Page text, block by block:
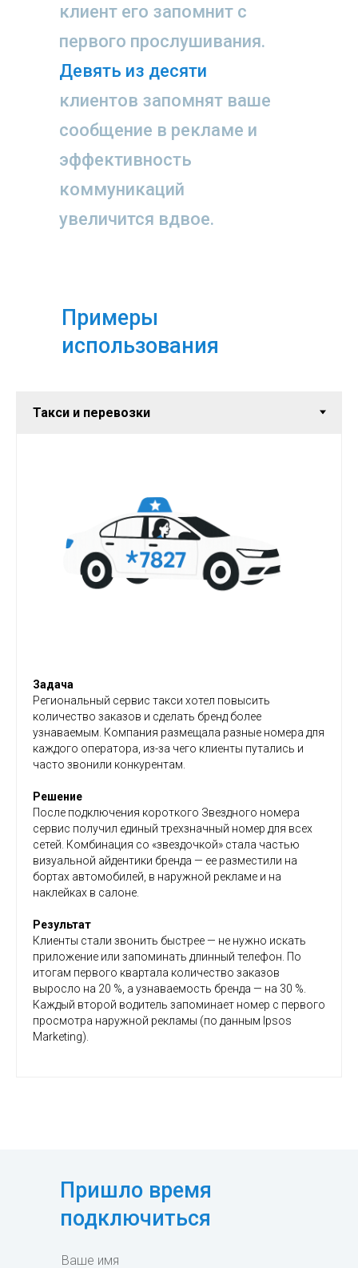
клиент его запомнит с
первого прослушивания.
Девять из десяти
клиентов запомнят ваше
сообщение в рекламе и
эффективность
коммуникаций
увеличится вдвое.
Примеры
использования
Задача
Региональный сервис такси хотел повысить
количество заказов и сделать бренд более
узнаваемым. Компания размещала разные номера для
каждого оператора, из-за чего клиенты путались и
часто звонили конкурентам.
Решение
После подключения короткого Звездного номера
сервис получил единый трехзначный номер для всех
сетей. Комбинация со «звездочкой» стала частью
визуальной айдентики бренда — ее разместили на
бортах автомобилей, в наружной рекламе и на
наклейках в салоне.
Результат
Клиенты стали звонить быстрее — не нужно искать
приложение или запоминать длинный телефон. По
итогам первого квартала количество заказов
выросло на 20 %, а узнаваемость бренда — на 30 %.
Каждый второй водитель запоминает номер с первого
просмотра наружной рекламы (по данным Ipsos
Marketing).
Пришло время
подключиться
Ваше имя